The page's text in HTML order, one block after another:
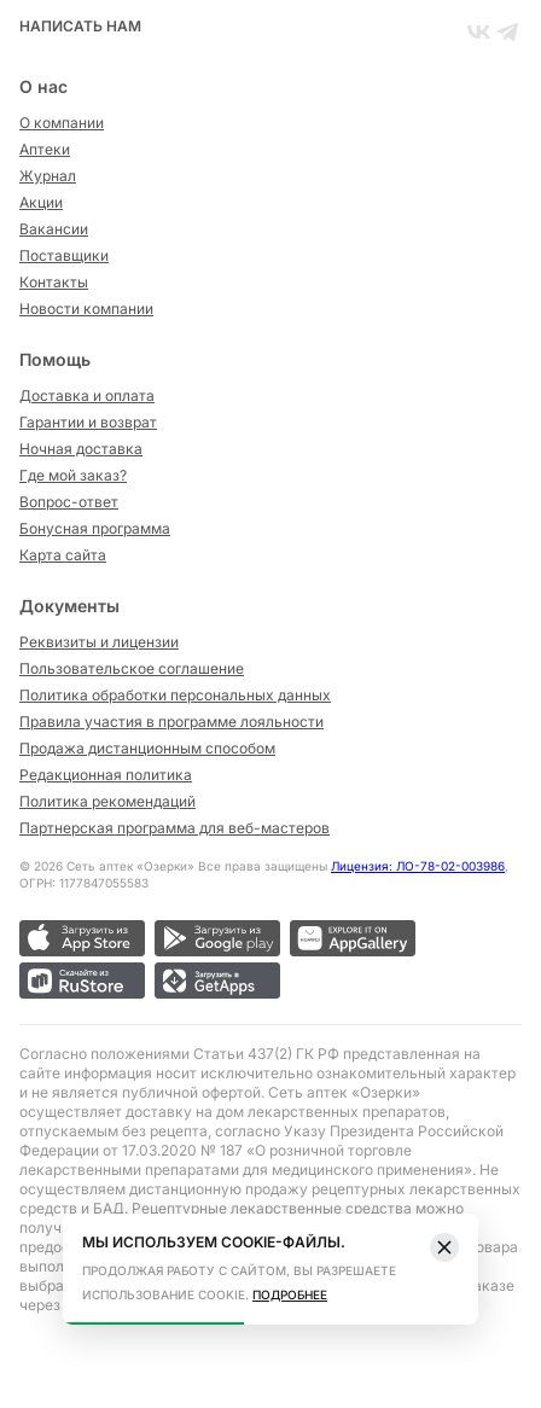
НАПИСАТЬ НАМ
О нас
О компании
Аптеки
Журнал
Акции
Вакансии
Поставщики
Контакты
Новости компании
Помощь
Доставка и оплата
Гарантии и возврат
Ночная доставка
Где мой заказ?
Вопрос-ответ
Бонусная программа
Карта сайта
Документы
Реквизиты и лицензии
Пользовательское соглашение
Политика обработки персональных данных
Правила участия в программе лояльности
Продажа дистанционным способом
Редакционная политика
Политика рекомендаций
Партнерская программа для веб-мастеров
© 2026 Сеть аптек «Озерки» Все права защищены Лицензия: ЛО-78-02-003986,
ОГРН: 1177847055583
Согласно положениями Статьи 437(2) ГК РФ представленная на
сайте информация носит исключительно ознакомительный характер
и не является публичной офертой. Сеть аптек «Озерки»
осуществляет доставку на дом лекарственных препаратов,
отпускаемым без рецепта, согласно Указу Президента Российской
Федерации от 17.03.2020 № 187 «О розничной торговле
лекарственными препаратами для медицинского применения». Не
осуществляем дистанционную продажу рецептурных лекарственных
средств и БАД. Рецептурные лекарственные средства можно
получить только при помощи самовывоза в аптеке при
предоставлении рецепта, выписанного врачом. Бронирование товара
выполняется при условиях последующего выкупа заказа в
выбранном аптечном пункте. Цена действительна только при заказе
через сайт.
МЫ ИСПОЛЬЗУЕМ COOKIE-ФАЙЛЫ.
ПРОДОЛЖАЯ РАБОТУ С САЙТОМ, ВЫ РАЗРЕШАЕТЕ
ИСПОЛЬЗОВАНИЕ COOKIE. ПОДРОБНЕЕ